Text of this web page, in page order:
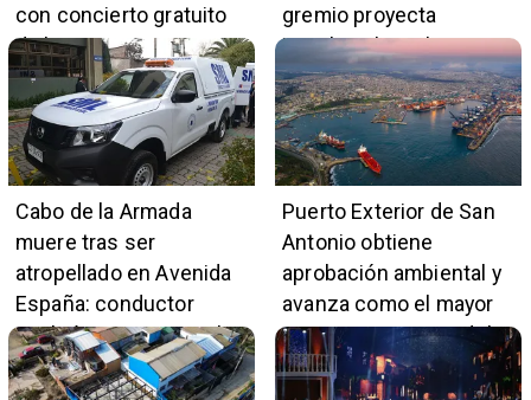
con concierto gratuito
de la Orquesta Marga
Marga
gremio proyecta
impulso al empleo y
comercio local
Cabo de la Armada
muere tras ser
atropellado en Avenida
España: conductor
también pertenece a la
institución naval
Puerto Exterior de San
Antonio obtiene
aprobación ambiental y
avanza como el mayor
proyecto portuario del
país